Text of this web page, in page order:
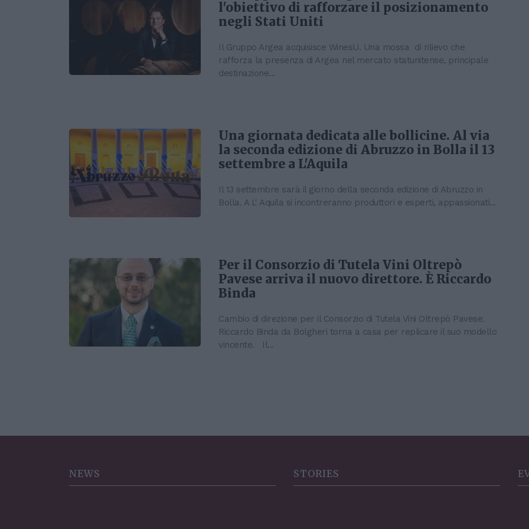
l'obiettivo di rafforzare il posizionamento
negli Stati Uniti
Il Gruppo Argea acquisisce WinesU. Una mossa di rilievo che
rafforza la presenza di Argea nel mercato statunitense, principale
destinazione...
Una giornata dedicata alle bollicine. Al via
la seconda edizione di Abruzzo in Bolla il 13
settembre a L'Aquila
Il 13 settembre sarà il giorno della seconda edizione di Abruzzo in
Bolla. A L' Aquila si incontreranno produttori e esperti, appassionati...
Per il Consorzio di Tutela Vini Oltrepò
Pavese arriva il nuovo direttore. È Riccardo
Binda
Cambio di direzione per il Consorzio di Tutela Vini Oltrepò Pavese.
Riccardo Binda da Bolgheri torna a casa per replicare il suo modello
vincente. Il...
NEWS STORIES